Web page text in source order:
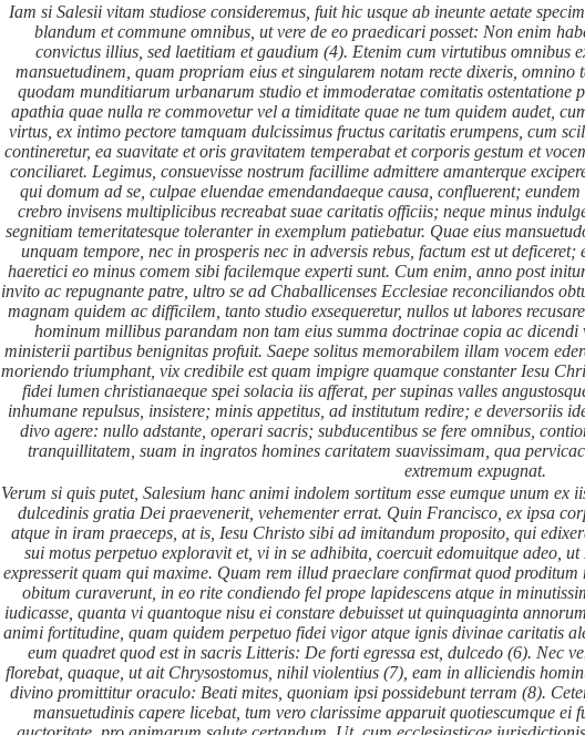
Iam si Salesii vitam studiose consideremus, fuit hic usque ab ineunte aetate
blandum et commune omnibus, ut vere de eo praedicari posset: Non enim
convictus illius, sed laetitiam et gaudium (4). Etenim cum virtutibus omnibus
mansuetudinem, quam propriam eius et singularem notam recte dixeris, omnino
quodam munditiarum urbanarum studio et immoderatae comitatis ostentatione
apathia quae nulla re commovetur vel a timiditate quae ne tum quidem audet,
virtus, ex intimo pectore tamquam dulcissimus fructus caritatis erumpens, cum
contineretur, ea suavitate et oris gravitatem temperabat et corporis gestum et
conciliaret. Legimus, consuevisse nostrum facillime admittere amanterque
qui domum ad se, culpae eluendae emendandaeque causa, confluerent;
crebro invisens multiplicibus recreabat suae caritatis officiis; neque minus
segnitiam temeritatesque toleranter in exemplum patiebatur. Quae eius
unquam tempore, nec in prosperis nec in adversis rebus, factum est ut deficeret;
haeretici eo minus comem sibi facilemque experti sunt. Cum enim, anno post
invito ac repugnante patre, ultro se ad Chaballicenses Ecclesiae reconciliandos
magnam quidem ac difficilem, tanto studio exsequeretur, nullos ut labores
hominum millibus parandam non tam eius summa doctrinae copia ac dicendi
ministerii partibus benignitas profuit. Saepe solitus memorabilem illam vocem
moriendo triumphant, vix credibile est quam impigre quamque constanter Iesu
fidei lumen christianaeque spei solacia iis afferat, per supinas valles
inhumane repulsus, insistere; minis appetitus, ad institutum redire; e deversoriis
divo agere: nullo adstante, operari sacris; subducentibus se fere omnibus,
tranquillitatem, suam in ingratos homines caritatem suavissimam, qua
extremum expugnat.
Verum si quis putet, Salesium hanc animi indolem sortitum esse eumque unum ex
dulcedinisgratia Dei praevenerit, vehementer errat. Quin Francisco, ex ipsa
atque in iram praeceps, at is, Iesu Christo sibi ad imitandum proposito, qui
sui motus perpetuo exploravit et, vi in se adhibita, coercuit edomuitque adeo, ut
expresserit quam qui maxime. Quam rem illud praeclare confirmat quod proditum
obitum curaverunt, in eo rite condiendo fel prope lapidescens atque in
iudicasse, quanta vi quantoque nisu ei constare debuisset ut quinquaginta
animi fortitudine, quam quidem perpetuo fidei vigor atque ignis divinae caritatis
eum quadret quod est in sacris Litteris: De forti egressa est, dulcedo(6). Nec
florebat, quaque, ut ait Chrysostomus, nihil violentius (7), eam in alliciendis
divino promittitur oraculo: Beati mites, quoniam ipsi possidebunt terram (8).
mansuetudinis capere licebat, tum vero clarissime apparuit quotiescumque ei